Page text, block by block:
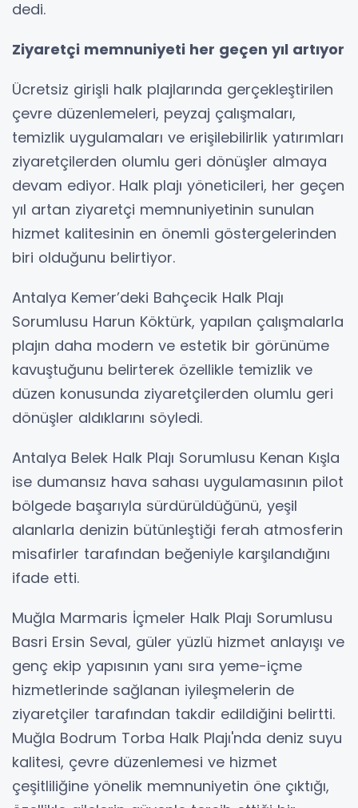
dedi.
Ziyaretçi memnuniyeti her geçen yıl artıyor
Ücretsiz girişli halk plajlarında gerçekleştirilen
çevre düzenlemeleri, peyzaj çalışmaları,
temizlik uygulamaları ve erişilebilirlik yatırımları
ziyaretçilerden olumlu geri dönüşler almaya
devam ediyor. Halk plajı yöneticileri, her geçen
yıl artan ziyaretçi memnuniyetinin sunulan
hizmet kalitesinin en önemli göstergelerinden
biri olduğunu belirtiyor.
Antalya Kemer’deki Bahçecik Halk Plajı
Sorumlusu Harun Köktürk, yapılan çalışmalarla
plajın daha modern ve estetik bir görünüme
kavuştuğunu belirterek özellikle temizlik ve
düzen konusunda ziyaretçilerden olumlu geri
dönüşler aldıklarını söyledi.
Antalya Belek Halk Plajı Sorumlusu Kenan Kışla
ise dumansız hava sahası uygulamasının pilot
bölgede başarıyla sürdürüldüğünü, yeşil
alanlarla denizin bütünleştiği ferah atmosferin
misafirler tarafından beğeniyle karşılandığını
ifade etti.
Muğla Marmaris İçmeler Halk Plajı Sorumlusu
Basri Ersin Seval, güler yüzlü hizmet anlayışı ve
genç ekip yapısının yanı sıra yeme-içme
hizmetlerinde sağlanan iyileşmelerin de
ziyaretçiler tarafından takdir edildiğini belirtti.
Muğla Bodrum Torba Halk Plajı'nda deniz suyu
kalitesi, çevre düzenlemesi ve hizmet
çeşitliliğine yönelik memnuniyetin öne çıktığı,